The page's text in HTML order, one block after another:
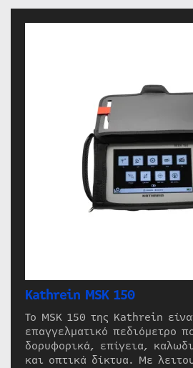
Kathrein MSK 150
Το MSK 150 της Kathrein
επαγγελματικό πεδιόμετρο
δορυφορικά, επίγεια,
και οπτικά δίκτυα. Με